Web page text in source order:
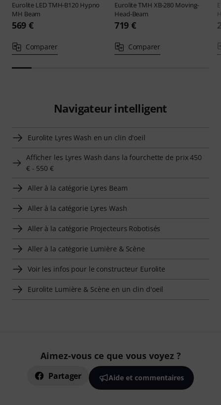
Eurolite LED TMH-B120 Hypno
MH Beam
569 €
Comparer
EuroliteTMH XB-280 Moving-
Head-Beam
719 €
Comparer
Navigateur intelligent
Eurolite Lyres Wash en un clin d'oeil
Afficher les Lyres Wash dans la fourchette de prix 450
€ - 550 €
Aller à la catégorie Lyres Beam
Aller à la catégorie Lyres Wash
Aller à la catégorie Projecteurs Robotisés
Aller à la catégorie Lumière & Scène
Voir les infos pour le constructeur Eurolite
Eurolite Lumière & Scène en un clin d'oeil
Aimez-vous ce que vous voyez ?
Partager Aide et commentaires